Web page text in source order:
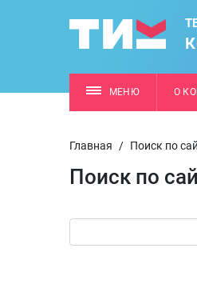
МЕНЮ О
Главная / Поиск по
Поиск по